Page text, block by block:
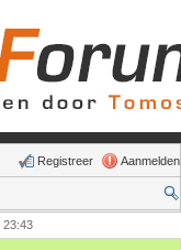
Aanmelden
Registreer
23:43